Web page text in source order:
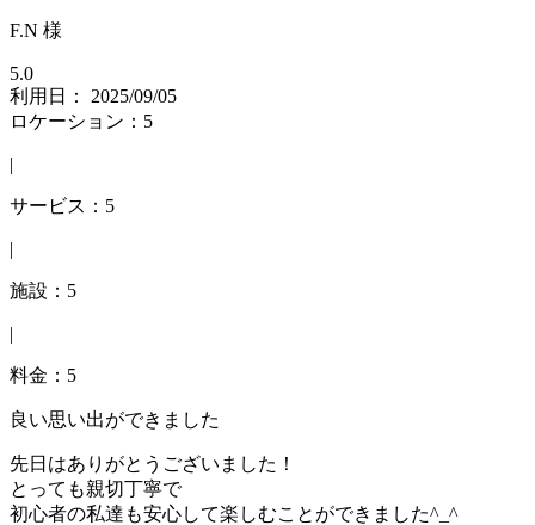
F.N 様
5.0
利用日： 2025/09/05
ロケーション：5
|
サービス：5
|
施設：5
|
料金：5
良い思い出ができました
先日はありがとうございました！
とっても親切丁寧で
初心者の私達も安心して楽しむことができました^_^